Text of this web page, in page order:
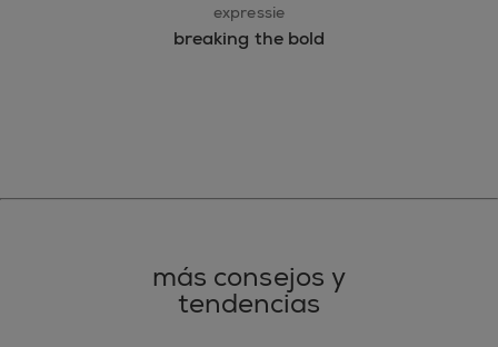
expressie
breaking the bold
más consejos y
tendencias